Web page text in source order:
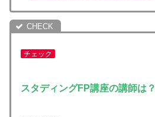
チェック
スタディングFP講座の講師は？